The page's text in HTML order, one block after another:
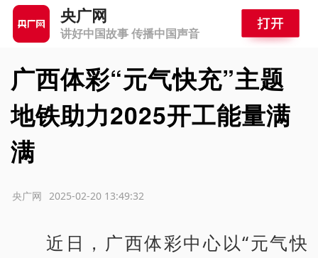
央广网
讲好中国故事 传播中国声音
广西体彩“元气快充”主题
地铁助力2025开工能量满
满
2025-02-20 13:49:32
央广网
近日，广西体彩中心以“元气快